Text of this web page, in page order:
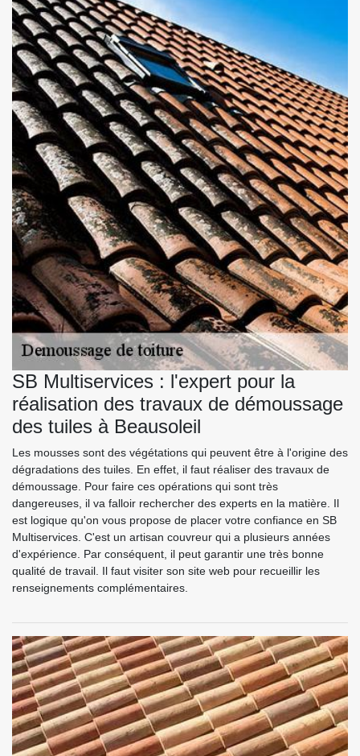
SB Multiservices : l'expert pour la
réalisation des travaux de démoussage
des tuiles à Beausoleil
Les mousses sont des végétations qui peuvent être à l'origine des
dégradations des tuiles. En effet, il faut réaliser des travaux de
démoussage. Pour faire ces opérations qui sont très
dangereuses, il va falloir rechercher des experts en la matière. Il
est logique qu'on vous propose de placer votre confiance en SB
Multiservices. C'est un artisan couvreur qui a plusieurs années
d'expérience. Par conséquent, il peut garantir une très bonne
qualité de travail. Il faut visiter son site web pour recueillir les
renseignements complémentaires.